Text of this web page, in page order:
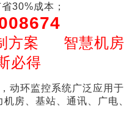
30%成本；
方案 智慧机房
必得
动环监控系统广泛应用于
房、基站、通讯、广电、